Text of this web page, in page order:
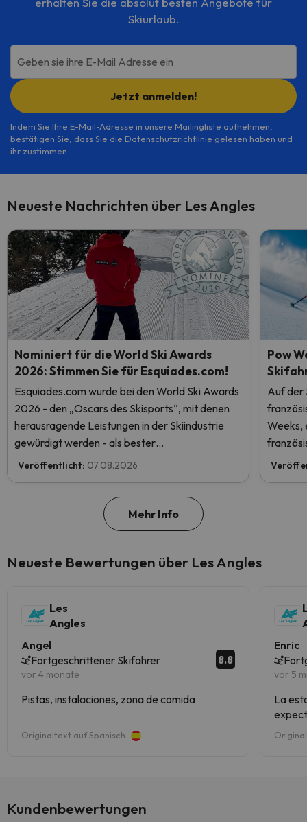
Skiurlaub.
Geben sie ihre E-Mail Adresse ein
Jetzt anmelden!
Indem Sie Ihre E-Mail-Adresse in unsere Mailingliste aufnehmen,
bestätigen Sie, dass Sie die Datenschutzrichtlinie gelesen haben und
ihr zustimmen.
Neueste Nachrichten über Les Angles
Nominiert für die World Ski Awards
2026: Stimmen Sie für Esquiades.com!
Esquiades.com wurde bei den World Ski Awards
2026 - den „Oscars des Skisports“, mit denen
herausragende Leistungen in der Skiindustrie
gewürdigt werden - als bester
Skiurlaubveranstalter der Welt nominiert.
ersten Platz zu erreichen!
Veröffentlicht: 07.08.2026
Pow
Auf der
Weeks,
Mehr Info
Neueste Bewertungen über Les Angles
Les
Angles
Angel
Fortgeschrittener Skifahrer
vor 4 monate
8.8
Pistas, instalaciones, zona de comida
Originaltext auf Spanisch
Enric
vor 5
La
Kundenbewertungen